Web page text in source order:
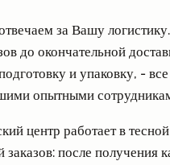
за Вашу
до окончательной
и упаковку, - все
опытными
центр работает в тесной
после получения